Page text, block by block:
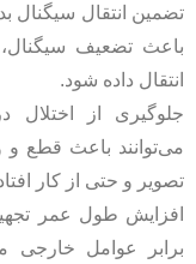
تضمین انتقال سیگنال
باعث تضعیف
انتقال داده شود.
جلوگیری از
می‌توانند باعث قطع و
تصویر و حتی از کار
افزایش طول عمر
برابر عوامل